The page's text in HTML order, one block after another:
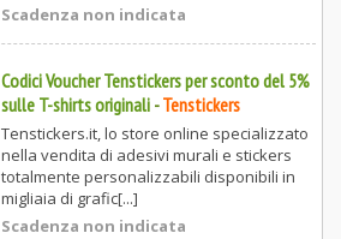
Scadenza non indicata
Codici Voucher Tenstickers per sconto del 5%
sulle T-shirts originali -Tenstickers
Tenstickers.it, lo store online specializzato
nella vendita di adesivi murali e stickers
totalmente personalizzabili disponibili in
migliaia di grafic[...]
Scadenza non indicata